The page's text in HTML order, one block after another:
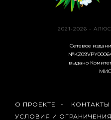
2021-2026 -
Сетевое
выдано
О ПРОЕКТЕ
КОНТАКТЫ
УСЛОВИЯ И ОГРАНИЧЕНИЯ